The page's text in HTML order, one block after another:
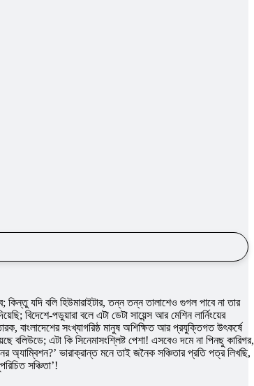
যদি বলি হিউমারাইটার, তন্ন তন্ন তালাশেও গুগল পাবে না তার
বিদেশে-পড়ুয়ারা বলে এটা ডেটা সায়েন্স আর মেশিন লার্নিংয়ের
বাংলাদেশের সংখ্যাগরিষ্ঠ মানুষ অশিক্ষিত আর প্রযুক্তিগত উৎকর্ষে
বলিউডে; এটা কি সিনেমাসংশ্লিষ্ট পেশা! এসবেও দমে না পিনছু কারিগর,
অ্যাম্বিশন?’ ভারাক্রান্ত মনে তাই জনৈক সঞ্চিতার প্রতি পত্র লিখছি,
সঞ্চিতা’!